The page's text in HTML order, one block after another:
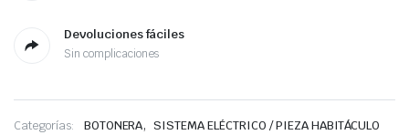
Devoluciones fáciles
Sin complicaciones
Categorías: BOTONERA, SISTEMA ELÉCTRICO / PIEZA HABITÁCULO